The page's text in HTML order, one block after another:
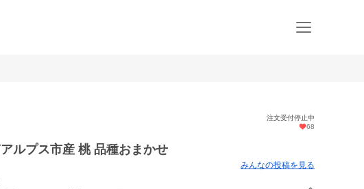
注文受付停止中
68
ルプス市産 桃 品種おまかせ
みんなの投稿を見る